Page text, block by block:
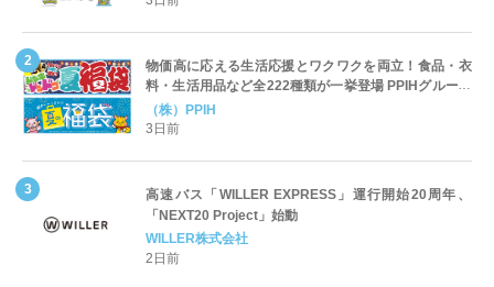
物価高に応える生活応援とワクワクを両立！食品・衣
料・生活用品など全222種類が一挙登場 PPIHグループ
「夏福袋」＆セール 8月6日(木)より順次スタート
（株）PPIH
3日前
高速バス「WILLER EXPRESS」運行開始20周年、
「NEXT20 Project」始動
WILLER株式会社
2日前